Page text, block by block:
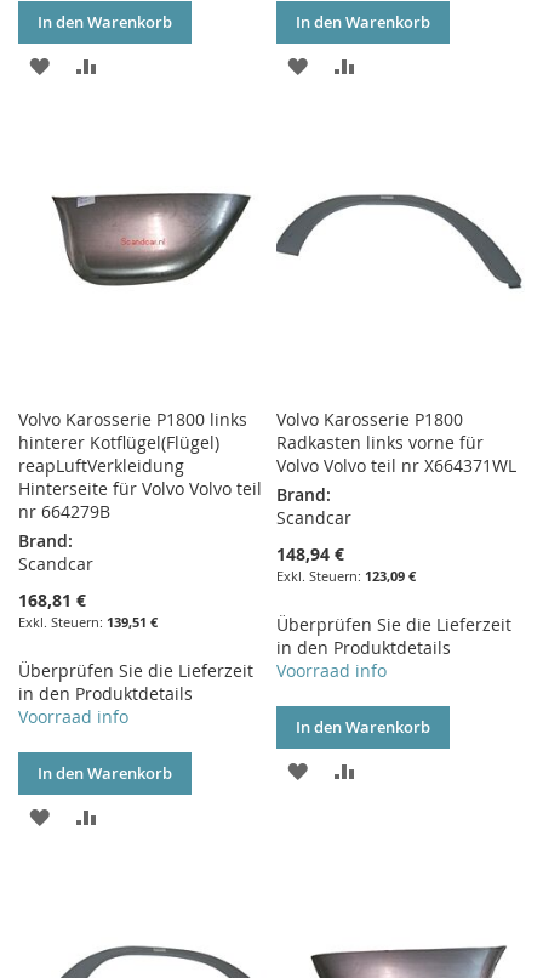
In den Warenkorb
ZUR
In den Warenkorb
ZUR
Volvo Karosserie P1800 links
hinterer Kotflügel(Flügel)
reapLuftVerkleidung
Hinterseite für Volvo Volvo teil
nr 664279B
Brand:
Scandcar
168,81 €
139,51 €
Überprüfen Sie die Lieferzeit
in den Produktdetails
Voorraad info
In den Warenkorb
ZUR
Volvo Karosserie P1800
Radkasten links vorne für
Volvo Volvo teil nr X664371WL
Brand:
Scandcar
148,94 €
123,09 €
Überprüfen Sie die Lieferzeit
in den Produktdetails
Voorraad info
In den Warenkorb
ZUR